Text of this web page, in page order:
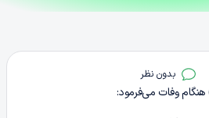
بدون نظر
هنگام وفات می‌فرمود: